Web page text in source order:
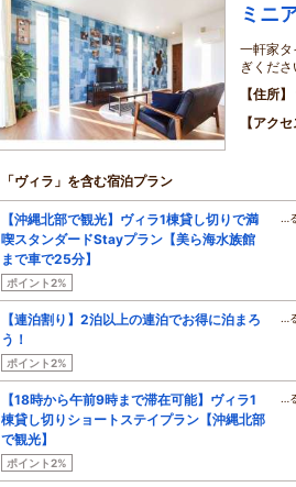
ミニ
一軒家
ぎくださ
住所
アクセ
「ヴィラ」を含む宿泊プラン
【沖縄北部で観光】ヴィラ1棟貸し切りで満
喫スタンダードStayプラン【美ら海水族館
まで車で25分】
ポイント2%
…
【連泊割り】2泊以上の連泊でお得に泊まろ
う！
ポイント2%
…
【18時から午前9時まで滞在可能】ヴィラ1
棟貸し切りショートステイプラン【沖縄北部
で観光】
ポイント2%
…